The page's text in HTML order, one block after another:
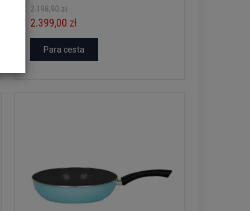
2.198,90 zł
2.399,00 zł
Para cesta